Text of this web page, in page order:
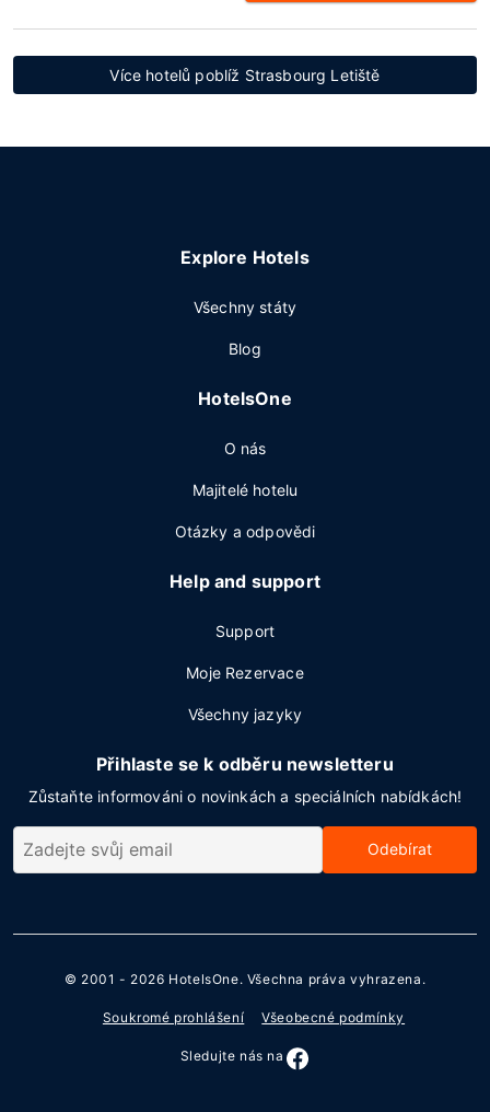
Více hotelů poblíž Strasbourg Letiště
Explore Hotels
Všechny státy
Blog
HotelsOne
O nás
Majitelé hotelu
Otázky a odpovědi
Help and support
Support
Moje Rezervace
Všechny jazyky
Přihlaste se k odběru newsletteru
Zůstaňte informováni o novinkách a speciálních nabídkách!
Odebírat
© 2001 - 2026 HotelsOne. Všechna práva vyhrazena.
Soukromé prohlášení Všeobecné podmínky
Sledujte nás na